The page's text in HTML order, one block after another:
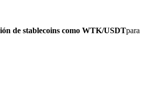
de stablecoins como WTK/USDTpara